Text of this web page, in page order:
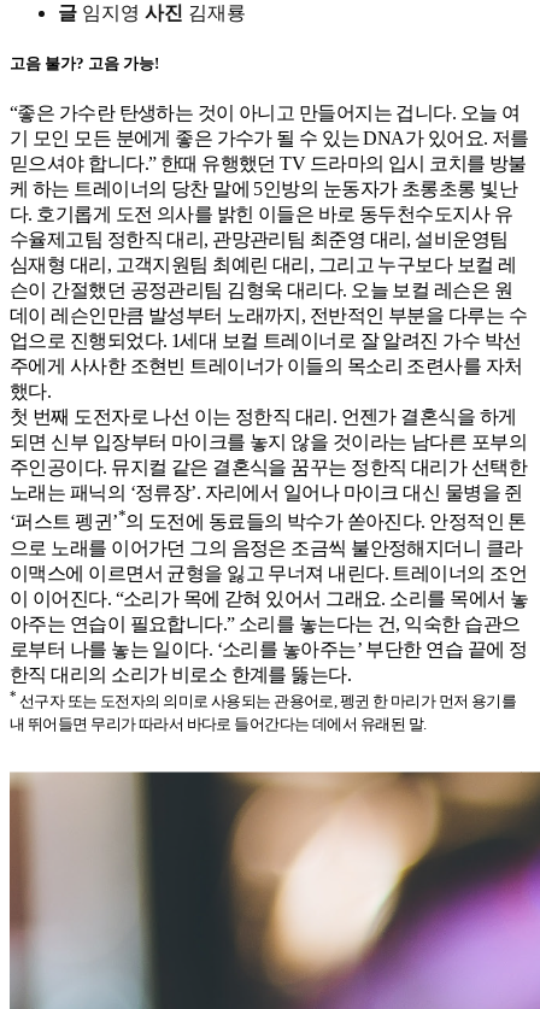
글 임지영 사진 김재룡
고음 불가? 고음 가능!
“좋은 가수란 탄생하는 것이 아니고 만들어지는 겁니다. 오늘 여
기 모인 모든 분에게 좋은 가수가 될 수 있는 DNA가 있어요. 저를
믿으셔야 합니다.” 한때 유행했던 TV 드라마의 입시 코치를 방불
케 하는 트레이너의 당찬 말에 5인방의 눈동자가 초롱초롱 빛난
다. 호기롭게 도전 의사를 밝힌 이들은 바로 동두천수도지사 유
수율제고팀 정한직 대리, 관망관리팀 최준영 대리, 설비운영팀
심재형 대리, 고객지원팀 최예린 대리, 그리고 누구보다 보컬 레
슨이 간절했던 공정관리팀 김형욱 대리다. 오늘 보컬 레슨은 원
데이 레슨인만큼 발성부터 노래까지, 전반적인 부분을 다루는 수
업으로 진행되었다. 1세대 보컬 트레이너로 잘 알려진 가수 박선
주에게 사사한 조현빈 트레이너가 이들의 목소리 조련사를 자처
했다.
첫 번째 도전자로 나선 이는 정한직 대리. 언젠가 결혼식을 하게
되면 신부 입장부터 마이크를 놓지 않을 것이라는 남다른 포부의
주인공이다. 뮤지컬 같은 결혼식을 꿈꾸는 정한직 대리가 선택한
노래는 패닉의 ‘정류장’. 자리에서 일어나 마이크 대신 물병을 쥔
‘퍼스트 펭귄’*의 도전에 동료들의 박수가 쏟아진다. 안정적인 톤
으로 노래를 이어가던 그의 음정은 조금씩 불안정해지더니 클라
이맥스에 이르면서 균형을 잃고 무너져 내린다. 트레이너의 조언
이 이어진다. “소리가 목에 갇혀 있어서 그래요. 소리를 목에서 놓
아주는 연습이 필요합니다.” 소리를 놓는다는 건, 익숙한 습관으
로부터 나를 놓는 일이다. ‘소리를 놓아주는’ 부단한 연습 끝에 정
한직 대리의 소리가 비로소 한계를 뚫는다.
* 선구자 또는 도전자의 의미로 사용되는 관용어로, 펭귄 한 마리가 먼저 용기를
내 뛰어들면 무리가 따라서 바다로 들어간다는 데에서 유래된 말.